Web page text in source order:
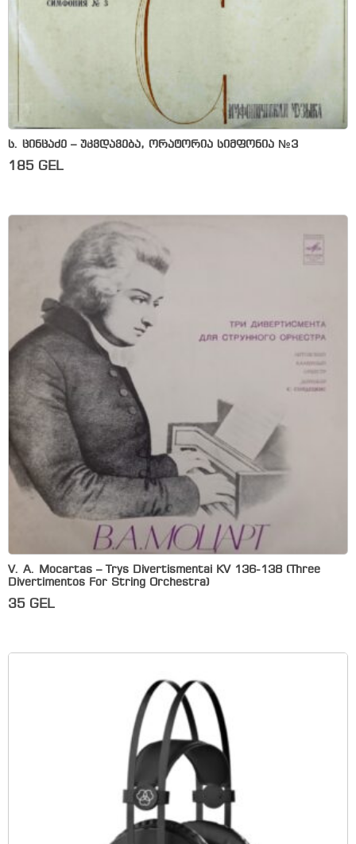
ს. ცინცაძე – უკვდავება, ორატორია სიმფონია №3
185 GEL
V. A. Mocartas – Trys Divertismentai KV 136-138 (Three
Divertimentos For String Orchestra)
35 GEL